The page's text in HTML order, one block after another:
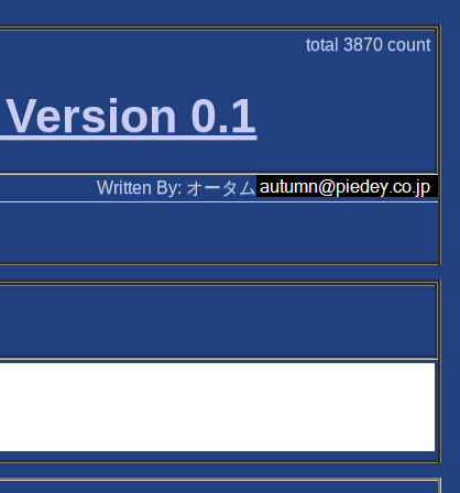
total3870 count
0.1
Written By: オータム